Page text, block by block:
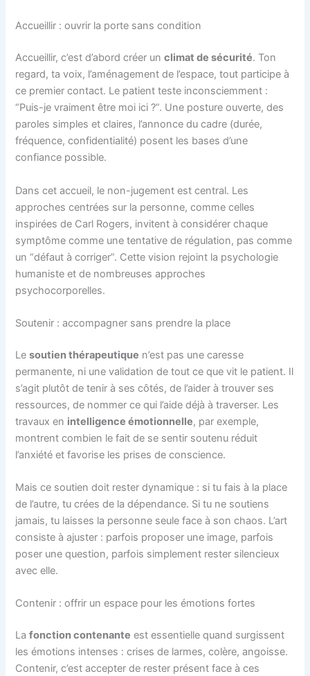
Accueillir : ouvrir la porte sans condition
Accueillir, c’est d’abord créer unclimat de sécurité. Ton
regard, ta voix, l’aménagement de l’espace, tout participe à
ce premier contact. Le patient teste inconsciemment :
“Puis-je vraiment être moi ici ?”. Une posture ouverte, des
paroles simples et claires, l’annonce du cadre (durée,
fréquence, confidentialité) posent les bases d’une
confiance possible.
Dans cet accueil, le non-jugement est central. Les
approches centrées sur la personne, comme celles
inspirées de Carl Rogers, invitent à considérer chaque
symptôme comme une tentative de régulation, pas comme
un “défaut à corriger”. Cette vision rejoint la psychologie
humaniste et de nombreuses approches
psychocorporelles.
Soutenir : accompagner sans prendre la place
Lesoutien thérapeutique n’est pas une caresse
permanente, ni une validation de tout ce que vit le patient. Il
s’agit plutôt de tenir à ses côtés, de l’aider à trouver ses
ressources, de nommer ce qui l’aide déjà à traverser. Les
travaux en intelligence émotionnelle, par exemple,
montrent combien le fait de se sentir soutenu réduit
l’anxiété et favorise les prises de conscience.
Mais ce soutien doit rester dynamique : si tu fais à la place
de l’autre, tu crées de la dépendance. Si tu ne soutiens
jamais, tu laisses la personne seule face à son chaos. L’art
consiste à ajuster : parfois proposer une image, parfois
poser une question, parfois simplement rester silencieux
avec elle.
Contenir : offrir un espace pour les émotions fortes
Lafonction contenante est essentielle quand surgissent
les émotions intenses : crises de larmes, colère, angoisse.
Contenir, c’est accepter de rester présent face à ces